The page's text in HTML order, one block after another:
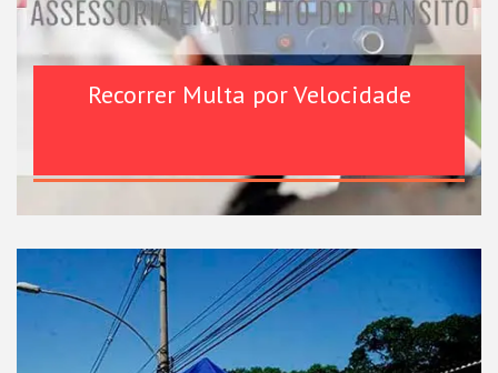
Recorrer Multa por Velocidade